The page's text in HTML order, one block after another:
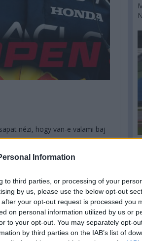
Information
to third parties, or processing of your
by us, please use the below opt-out
your opt-out request is processed you
on personal information utilized by us or
to your opt-out. You may separately opt-
by third parties on the IAB’s list of
nézi, hogy van-e valami baj
kapott már tőle, így
el mellette DRS-sel.